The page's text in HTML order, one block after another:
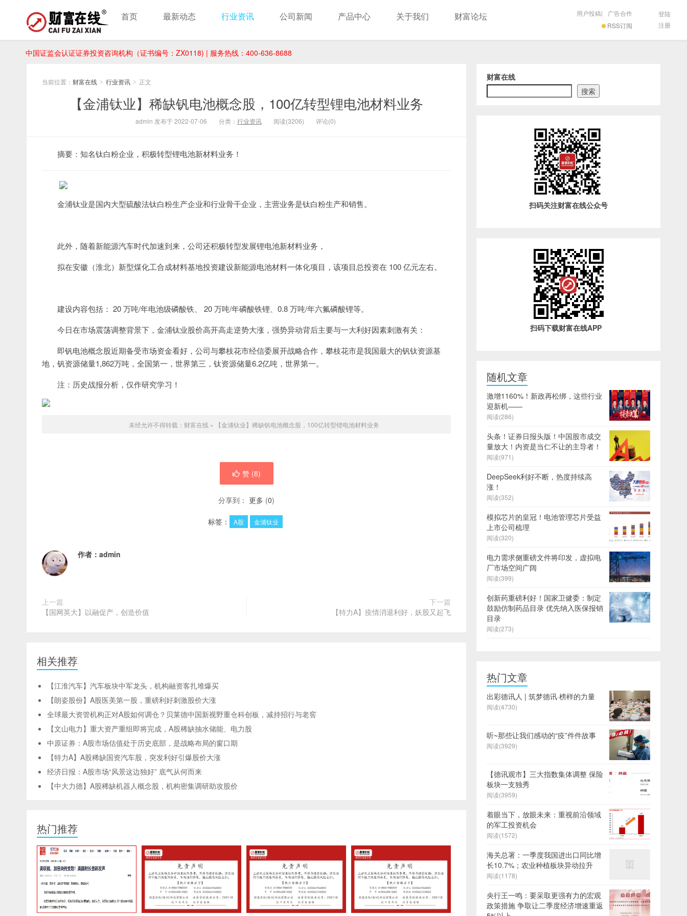
中国证监会认证证券投资咨询机构（证书编号：ZX0118) | 服务热线：400-636-8688
首页 最新动态 行业资讯 公司新闻 产品中心 关于我们 财富论坛
RSS订阅
用户投稿| 广告合作
登陆
注册
当前位置： 财富在线 > 行业资讯 > 正文
【金浦钛业】稀缺钒电池概念股，100亿转型锂电池材料业务
admin 发布于 2022-07-06 分类： 行业资讯 阅读(3206) 评论(0)
摘要：知名钛白粉企业，积极转型锂电池新材料业务！
金浦钛业是国内大型硫酸法钛白粉生产企业和行业骨干企业，主营业务是钛白粉生产和销售。
此外，随着新能源汽车时代加速到来，公司还积极转型发展锂电池新材料业务，
拟在安徽（淮北）新型煤化工合成材料基地投资建设新能源电池材料一体化项目，该项目总投资在 100 亿元左右。
建设内容包括： 20 万吨/年电池级磷酸铁、 20 万吨/年磷酸铁锂、0.8 万吨/年六氟磷酸锂等。
今日在市场震荡调整背景下，金浦钛业股价高开高走逆势大涨，强势异动背后主要与一大利好因素刺激有关：
即钒电池概念股近期备受市场资金看好，公司与攀枝花市经信委展开战略合作，攀枝花市是我国最大的钒钛资源基
地，钒资源储量1,862万吨，全国第一，世界第三，钛资源储量6.2亿吨，世界第一。
注：历史战报分析，仅作研究学习！
未经允许不得转载： 财富在线 » 【金浦钛业】稀缺钒电池概念股，100亿转型锂电池材料业务
赞 (8)
分享到： 更多 (0)
标签： A股 金浦钛业
作者： admin
上一篇
【国网英大】以融促产，创造价值
下一篇
【特力A】疫情消退利好，妖股又起飞
相关推荐
【江淮汽车】汽车板块中军龙头，机构融资客扎堆爆买
【朗姿股份】A股医美第一股，重磅利好刺激股价大涨
全球最大资管机构正对A股如何调仓？贝莱德中国新视野重仓科创板，减持招行与老窖
【文山电力】重大资产重组即将完成，A股稀缺抽水储能、电力股
中原证券：A股市场估值处于历史底部，是战略布局的窗口期
【特力A】A股稀缺国资汽车股，突发利好引爆股价大涨
经济日报：A股市场“风景这边独好” 底气从何而来
【中大力德】A股稀缺机器人概念股，机构密集调研助攻股价
热门推荐
财富在线
搜索
扫码关注财富在线公众号
扫码下载财富在线APP
随机文章
激增1160%！新政再松绑，这些行业
迎新机——
阅读(286)
头条！证券日报头版！中国股市成交
量放大！内资是当仁不让的主导者！
阅读(971)
DeepSeek利好不断，热度持续高
涨！
阅读(352)
模拟芯片的皇冠！电池管理芯片受益
上市公司梳理
阅读(320)
电力需求侧重磅文件将印发，虚拟电
厂市场空间广阔
阅读(399)
创新药重磅利好！国家卫健委：制定
鼓励仿制药品目录 优先纳入医保报销
目录
阅读(273)
热门文章
出彩德讯人 | 筑梦德讯·榜样的力量
阅读(4730)
听~那些让我们感动的“疫”件件故事
阅读(3929)
【德讯观市】三大指数集体调整 保险
板块一支独秀
阅读(3959)
着眼当下，放眼未来：重视前沿领域
的军工投资机会
阅读(1572)
海关总署：一季度我国进出口同比增
长10.7%；农业种植板块异动拉升
阅读(1178)
央行王一鸣：要采取更强有力的宏观
政策措施 争取让二季度经济增速重返